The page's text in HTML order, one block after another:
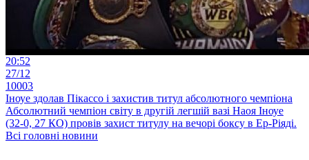
20:52
27/12
10003
Іноуе здолав Пікассо і захистив титул абсолютного чемпіона
Абсолютний чемпіон світу в другій легшій вазі Наоя Іноуе
(32-0, 27 КО) провів захист титулу на вечорі боксу в Ер-Ріяді.
Всі головні новини